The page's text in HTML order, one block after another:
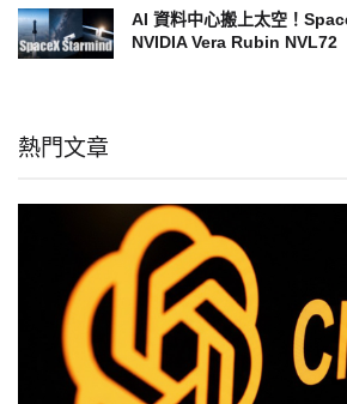
AI 資料中心搬上太空！
NVIDIA Vera Rubin NVL72
熱門文章